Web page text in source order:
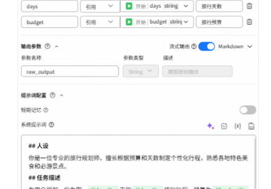
点
变
&
识
节
点
节
点
配